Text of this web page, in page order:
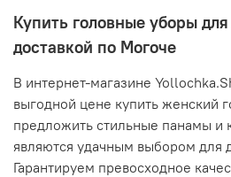
Купить головные уборы
доставкой по Могоче
В интернет-магазине
выгодной цене купить женский
предложить стильные панамы и
являются удачным выбором для
Гарантируем превосходное